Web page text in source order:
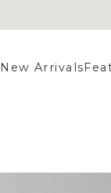
New Arrivals